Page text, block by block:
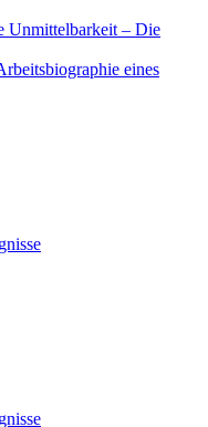
Unmittelbarkeit – Die
eines